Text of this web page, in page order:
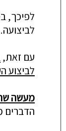
לפיכך,
לביצועה.
עם זאת,
לביצוע
מעשה
הדברים